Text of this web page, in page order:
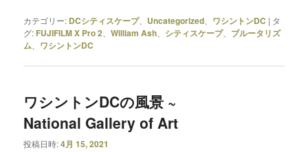
カテゴリー: DCシティスケープ、 Uncategorized ワシントンDC | タ
グ: FUJIFILM X Pro 2 、William Ash シティスケープ、 ブルータリズ
ム
ワシントンDC
ワシントンDCの風景 ~
National Gallery of Art
投稿日時:4月 15, 2021